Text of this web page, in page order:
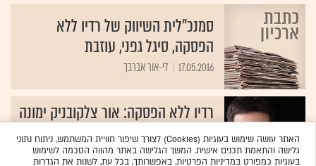
סמנכ"לית השיווק של רדיו ללא
הפסקה, סיגל גפני, עוזבת
17.05.2016 לי-אור אברבך
רדיו ללא הפסקה: אור צלקובניק ימונה
למנכ"ל
22.10.2015 לי-אור אברבך
האתר עושה שימוש בעוגיות (Cookies) לצורך שיפור חוויית המשתמש, ניתוח נתוני
גלישה והתאמת תכנים אישית. המשך הגלישה באתר מהווה הסכמה לשימוש
בעוגיות כמפורטבמדיניות הפרטיות. באפשרותך, בכל עת, לשנות את הגדרות